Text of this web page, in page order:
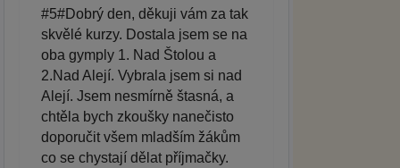
#5#Dobrý den, děkuji vám za tak
skvělé kurzy. Dostala jsem se na
oba gymply 1. Nad Štolou a
2.Nad Alejí. Vybrala jsem si nad
Alejí. Jsem nesmírně štasná, a
chtěla bych zkoušky nanečisto
doporučit všem mladším žákům
co se chystají dělat příjmačky.